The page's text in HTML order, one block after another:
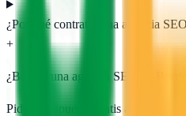
¿Por qué contratar una agencia
+
¿Buscas una agencia SEO en
Pide presupuesto gratis a las